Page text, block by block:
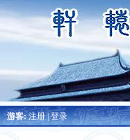
游客:注册|登录